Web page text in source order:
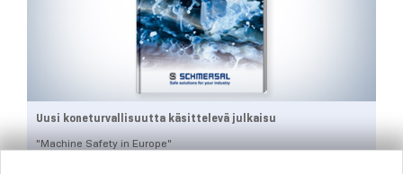
Uusi koneturvallisuutta käsittelevä julkaisu
"Machine Safety in Europe"